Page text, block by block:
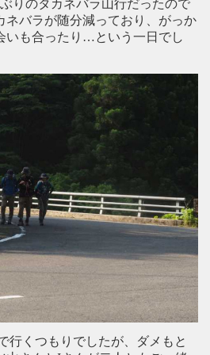
りのタカネバラ山行だったので
ネバラが随分減っており、がっか
いも合ったり…という一日でし
行くつもりでしたが、ダメもと